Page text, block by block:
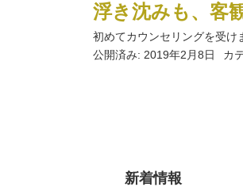
浮き沈みも、客
初めてカウンセリングを受
公開済み: 2019年2月8日
カ
新着情報